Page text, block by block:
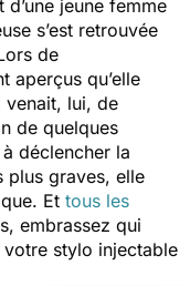
d’une jeune femme
s’est retrouvée
de
aperçus qu’elle
venait, lui, de
de quelques
déclencher la
plus graves, elle
Et tous les
embrassez qui
stylo injectable